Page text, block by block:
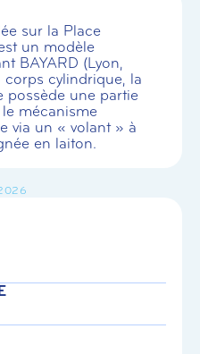
sur la Place
un modèle
BAYARD (Lyon,
corps cylindrique, la
possède une partie
mécanisme
via un « volant » à
en laiton.